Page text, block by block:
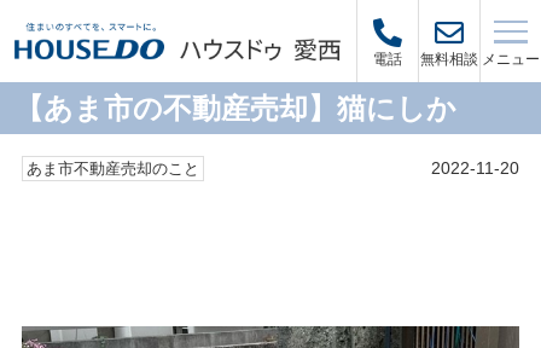
電話 無料相談 メニュー
【あま市の不動産売却】猫にしか
あま市不動産売却のこと 2022-11-20